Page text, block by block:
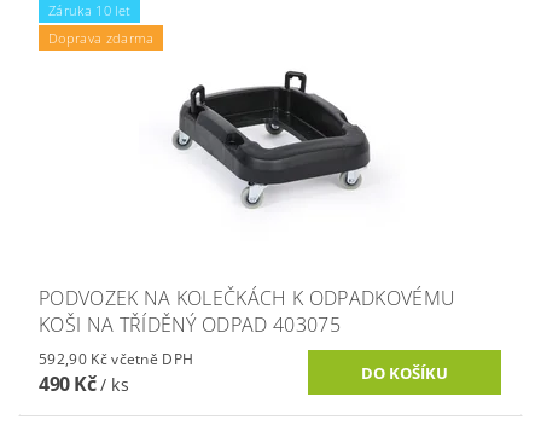
Záruka 10 let
Doprava zdarma
PODVOZEK NA KOLEČKÁCH K ODPADKOVÉMU
KOŠI NA TŘÍDĚNÝ ODPAD 403075
592,90 Kč včetně DPH
490 Kč/ ks